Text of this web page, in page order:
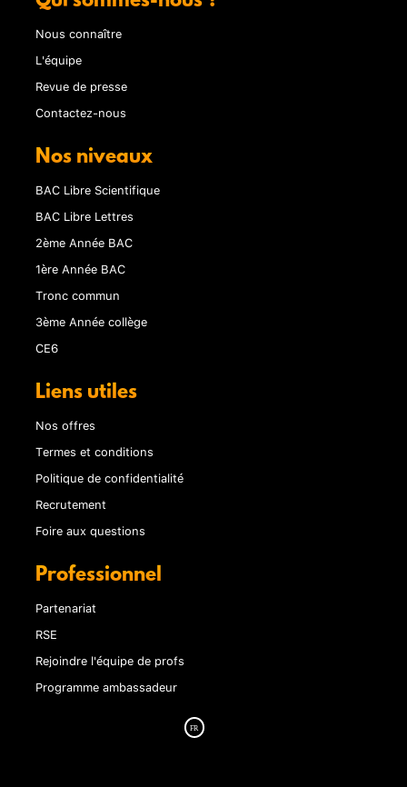
Nous connaître
L'équipe
Revue de presse
Contactez-nous
Nos niveaux
BAC Libre Scientifique
BAC Libre Lettres
2ème Année BAC
1ère Année BAC
Tronc commun
3ème Année collège
CE6
Liens utiles
Nos offres
Termes et conditions
Politique de confidentialité
Recrutement
Foire aux questions
Professionnel
Partenariat
RSE
Rejoindre l'équipe de profs
Programme ambassadeur